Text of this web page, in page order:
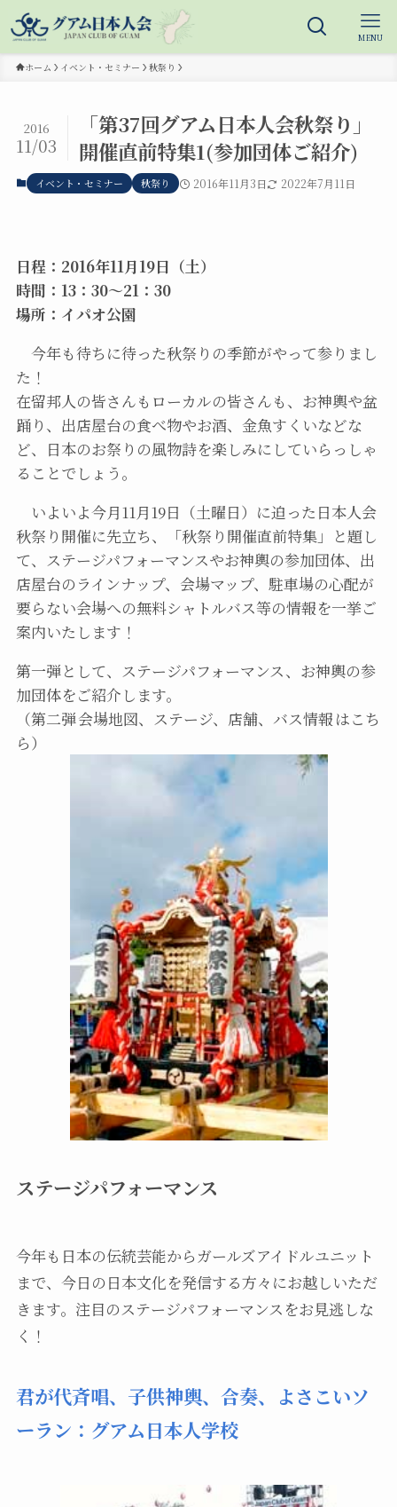
MENU
ホーム イベント・セミナー 秋祭り
「第37回グアム日本人会秋祭り」
開催直前特集1(参加団体ご紹介)
2016
11/03
イベント・セミナー 秋祭り 2016年11月3日 2022年7月11日
日程：2016年11月19日（土）
時間：13：30～21：30
場所：イパオ公園
今年も待ちに待った秋祭りの季節がやって参りまし
た！
在留邦人の皆さんもローカルの皆さんも、お神輿や盆
踊り、出店屋台の食べ物やお酒、金魚すくいなどな
ど、日本のお祭りの風物詩を楽しみにしていらっしゃ
ることでしょう。
いよいよ今月11月19日（土曜日）に迫った日本人会
秋祭り開催に先立ち、「秋祭り開催直前特集」と題し
て、ステージパフォーマンスやお神輿の参加団体、出
店屋台のラインナップ、会場マップ、駐車場の心配が
要らない会場への無料シャトルバス等の情報を一挙ご
案内いたします！
第一弾として、ステージパフォーマンス、お神輿の参
加団体をご紹介します。
（第二弾 会場地図、ステージ、店舗、バス情報 はこち
ら）
ステージパフォーマンス
今年も日本の伝統芸能からガールズアイドルユニット
まで、今日の日本文化を発信する方々にお越しいただ
きます。注目のステージパフォーマンスをお見逃しな
く！
君が代斉唱、子供神輿、合奏、よさこいソ
ーラン：グアム日本人学校